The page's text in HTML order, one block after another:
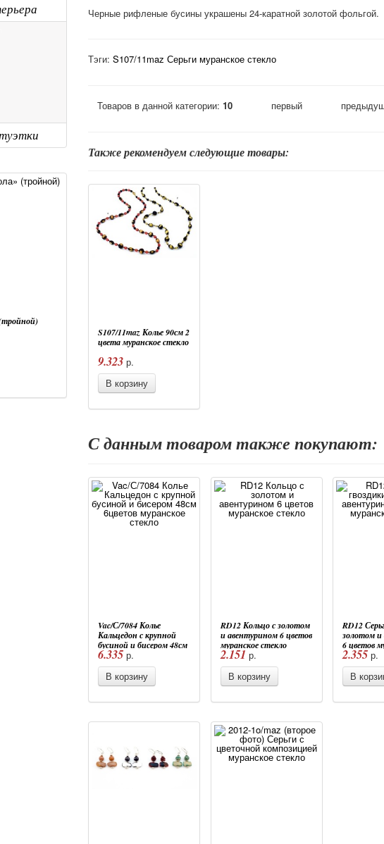
Черные рифленые бусины украшены 24-каратной золотой фольгой.
Тэги: S107/11maz Серьги муранское стекло
Товаров в данной категории: 10 первый
Также рекомендуем следующие товары:
S107/11maz Колье 90см 2
цвета муранское стекло
9.323 р.
В корзину
С данным товаром также покупают:
Vac/С/7084 Колье
Кальцедон с крупной
бусиной и бисером 48см
6цветов муранское
стекло
6.335 р.
В корзину
RD12 Кольцо с золотом
и авентурином 6 цветов
муранское стекло
2.151 р.
В корзину
RD12
золотом
6 цветов
стекло
2.355 р.
В